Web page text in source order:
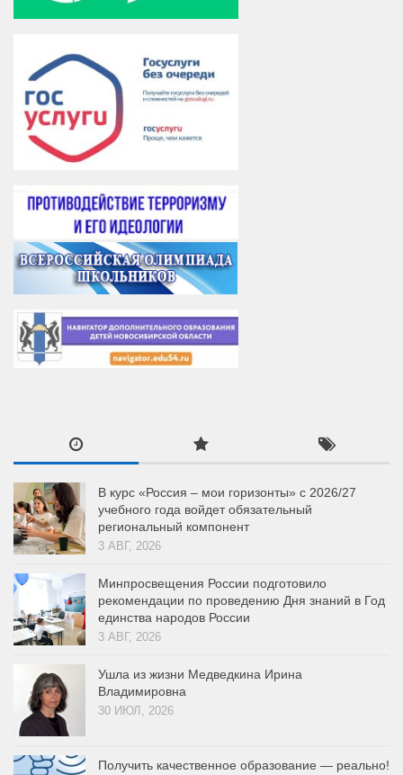
В курс «Россия – мои горизонты» с 2026/27
учебного года войдет обязательный
региональный компонент
3 АВГ, 2026
Минпросвещения России подготовило
рекомендации по проведению Дня знаний в Год
единства народов России
3 АВГ, 2026
Ушла из жизни Медведкина Ирина
Владимировна
30 ИЮЛ, 2026
Получить качественное образование — реально!